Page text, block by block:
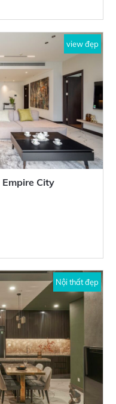
view đẹp
City
Nội thất đẹp